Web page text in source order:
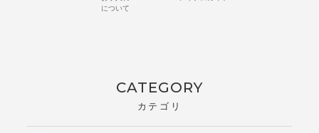
について
CATEGORY
カテゴリ